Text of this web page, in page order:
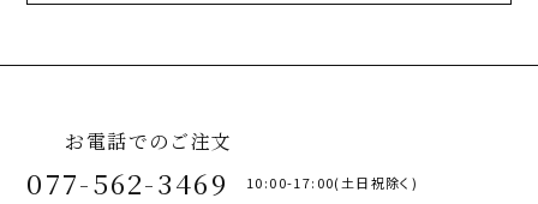
お電話でのご注文
077-562-3469 10:00-17:00(土日祝除く)